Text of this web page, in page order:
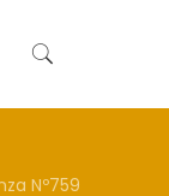
Nº759